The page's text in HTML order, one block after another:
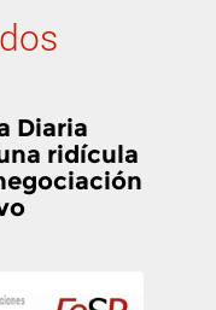
Diaria
ridícula